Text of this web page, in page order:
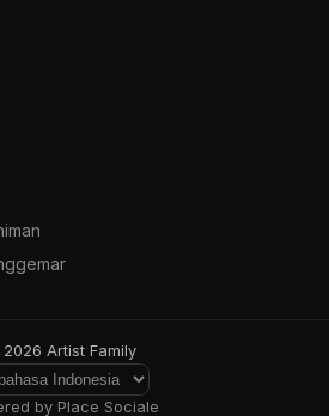
Artist Family
by Place Sociale